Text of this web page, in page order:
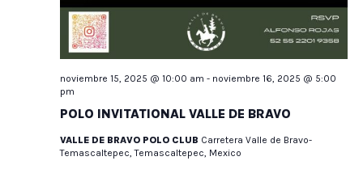
POLO INVITATIONAL VALLE DE BRAVO
noviembre 15, 2025 @ 10:00 am - noviembre 16, 2025 @ 5:00
pm
VALLE DE BRAVO POLO CLUB Carretera Valle de Bravo-
Temascaltepec, Temascaltepec, Mexico